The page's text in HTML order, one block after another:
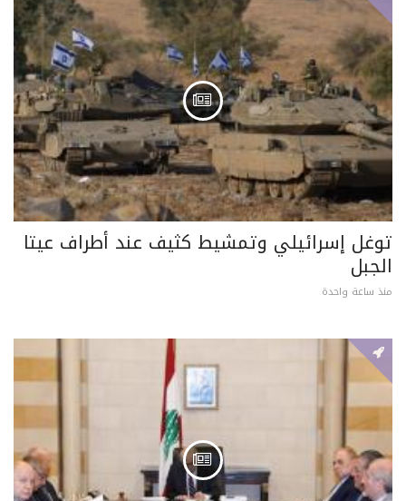
توغل إسرائيلي وتمشيط كثيف عند أطراف عيتا
الجبل
منذ ساعة واحدة